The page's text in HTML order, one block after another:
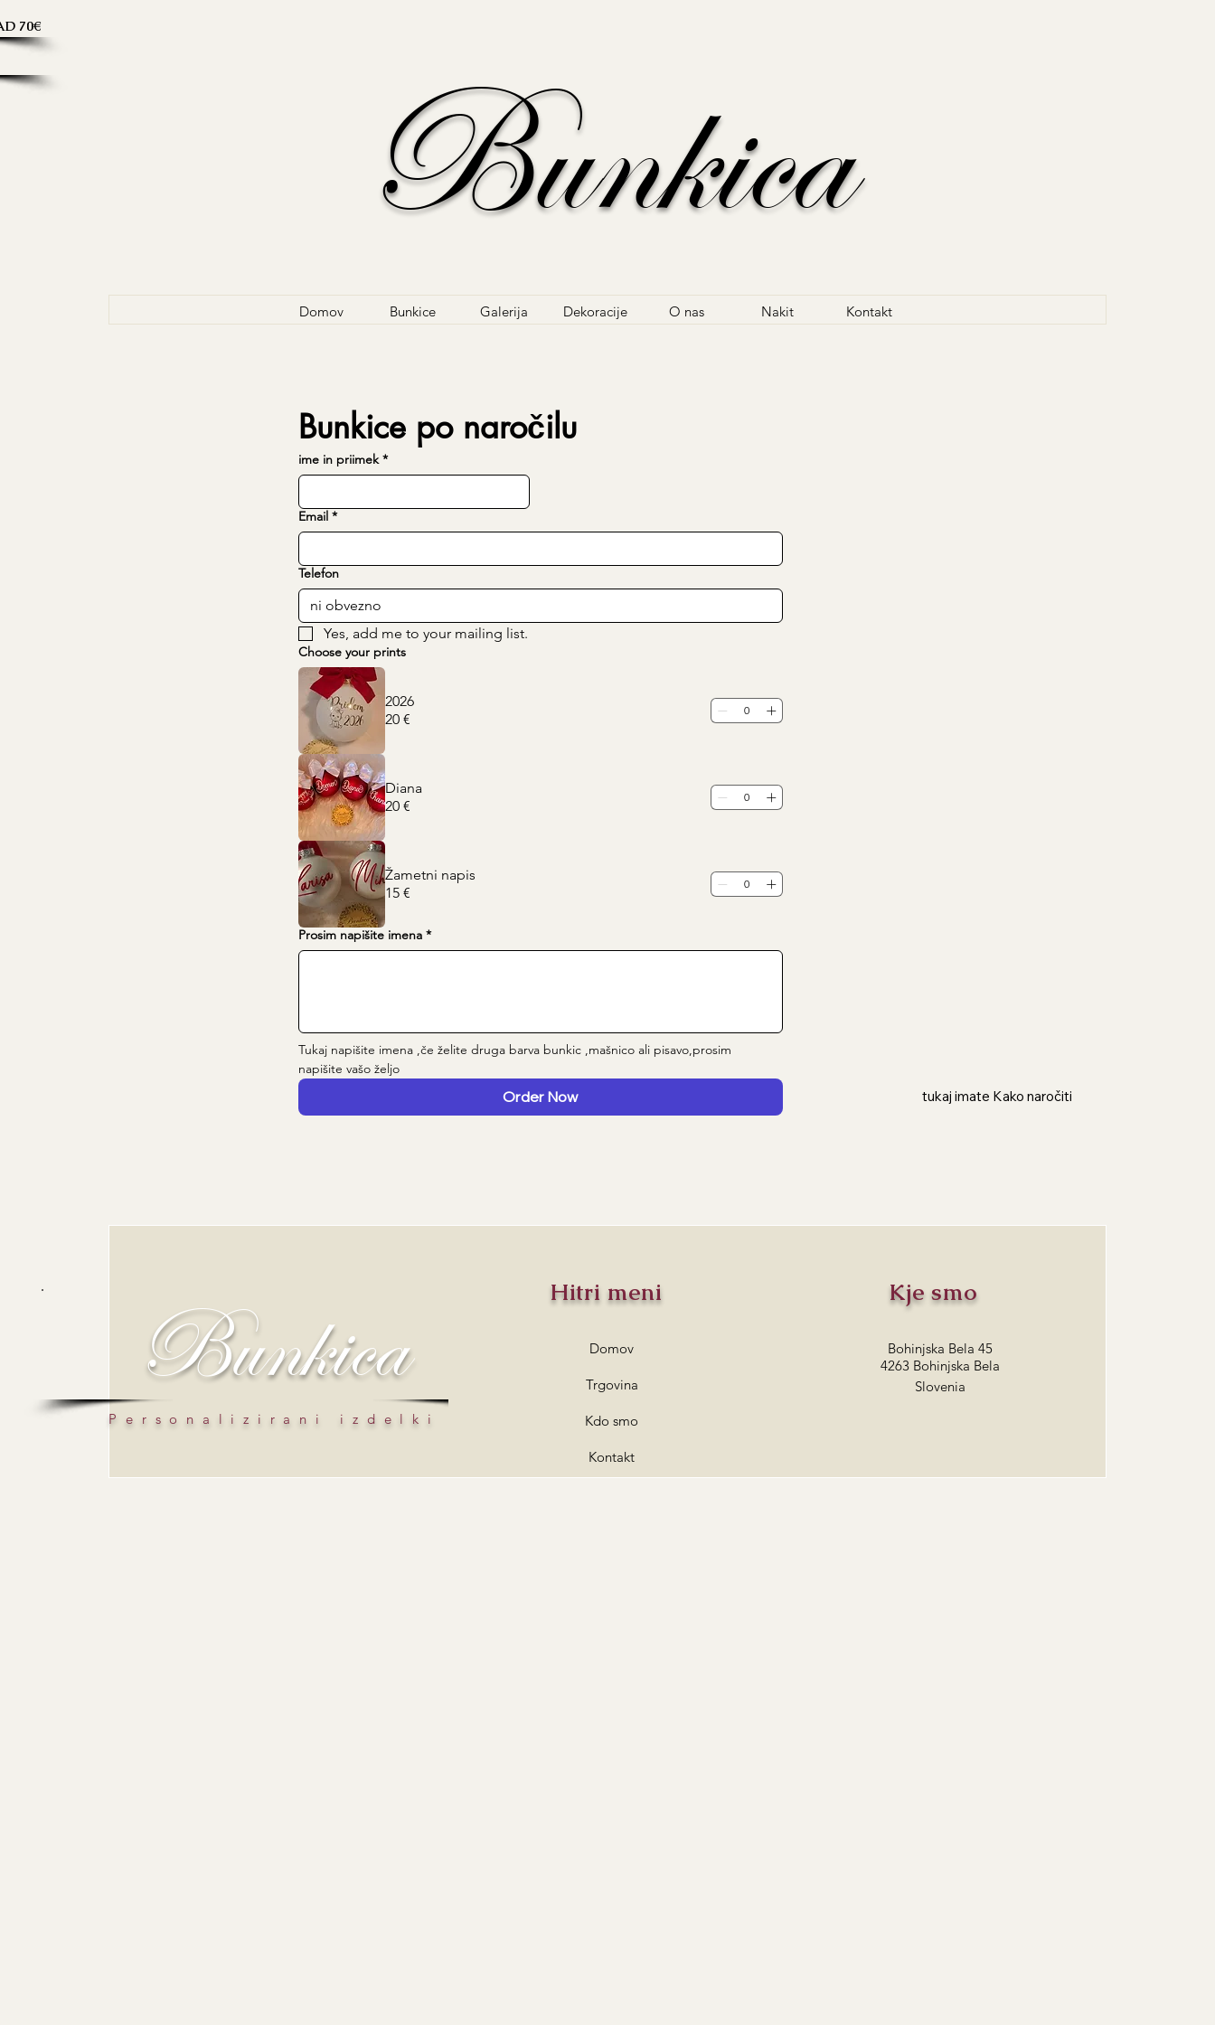
70€
Bunkica
tukaj imate Kako naročiti
Bunkice po naročilu
ime in priimek *
Email *
Telefon
Yes, add me to your mailing list.
Choose your prints
2026
20 €
Diana
20 €
Žametni napis
15 €
Prosim napišite imena *
Tukaj napišite imena ,če želite druga barva bunkic ,mašnico ali pisavo,prosim
napišite vašo željo
Order Now
Domov Bunkice Galerija Dekoracije O nas Nakit Kontakt
Bunkica
Personalizirani izdelki
Hitri meni
Domov
Trgovina
Kdo smo
Kontakt
Kje smo
Bohinjska Bela 45
4263 Bohinjska Bela
Slovenia